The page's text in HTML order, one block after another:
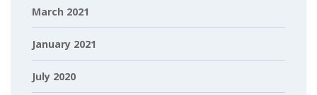
March 2021
January 2021
July 2020